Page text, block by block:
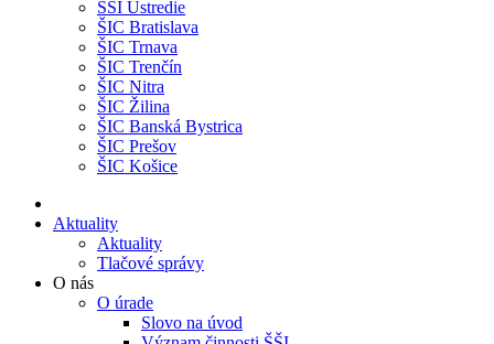
ŠŠI Ústredie
ŠIC Bratislava
ŠIC Trnava
ŠIC Trenčín
ŠIC Nitra
ŠIC Žilina
ŠIC Banská Bystrica
ŠIC Prešov
ŠIC Košice
Aktuality
Aktuality
Tlačové správy
O nás
O úrade
Slovo na úvod